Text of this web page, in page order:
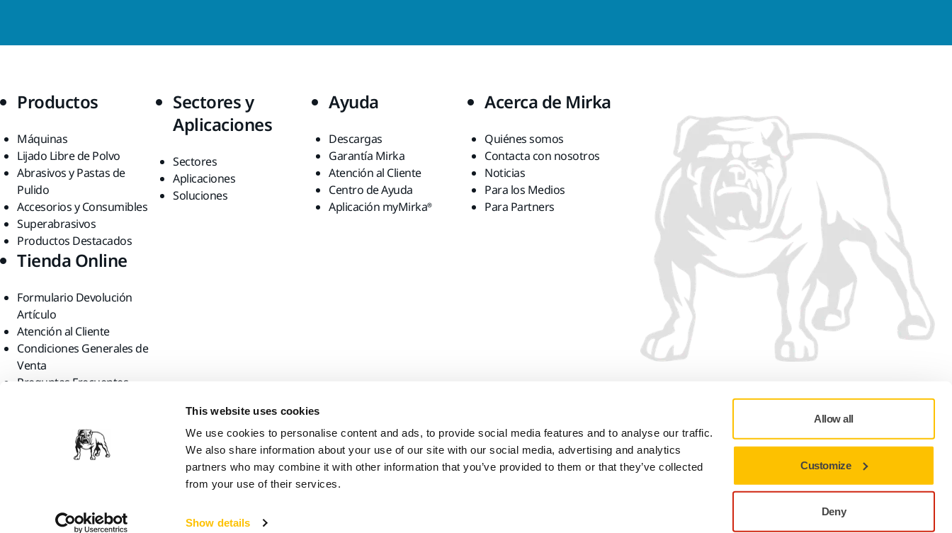
This website uses cookies
We use cookies to personalise content and ads, to provide social media features and to analyse our traffic.
We also share information about your use of our site with our social media, advertising and analytics
partners who may combine it with other information that you’ve provided to them or that they’ve collected
from your use of their services.
Show details
Allow all
Customize
Deny
Productos
Máquinas
Lijado Libre de Polvo
Abrasivos y Pastas de
Pulido
Accesorios y Consumibles
Superabrasivos
Productos Destacados
Sectores y
Aplicaciones
Sectores
Aplicaciones
Soluciones
Ayuda
Descargas
Garantía Mirka
Atención al Cliente
Centro de Ayuda
Aplicación myMirka®
Acerca de Mirka
Quiénes somos
Contacta con nosotros
Noticias
Para los Medios
Para Partners
Tienda Online
Formulario Devolución
Artículo
Atención al Cliente
Condiciones Generales de
Venta
Preguntas Frecuentes